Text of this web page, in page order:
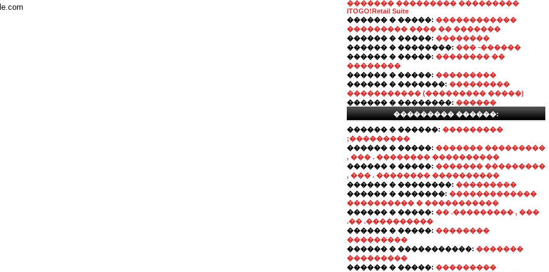
������� ��������� ���������
ITOGO!Retail Suite
������ � �����: ������������
��������� ���� �� �������
������ � �����: ��������
������ � ��������: ��� -������
������ � �����: �������� ��
��������
������ � �����: ���������
������ � �������: ���������
����������� (��������� �����)
������ � ��������: ������
��������� ������:
������ � ������: ���������
;���������
������ � �����: ������� ���������
, ��� . �������� ����������
������ � �����: ������� ���������
, ��� . �������� ����������
������ � ��������: ���������
������ � �������: �������������
���������� � �����������
������ � �����: �� .��������� , ���
.�� .����������
������ � �����: ��������
���������
������ � �����������: �������
���������
������ � �����: ���������